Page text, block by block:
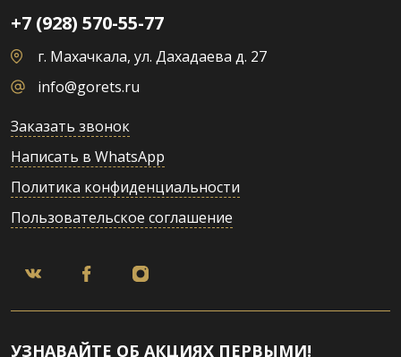
+7 (928) 570-55-77
г. Махачкала, ул. Дахадаева д. 27
info@gorets.ru
Заказать звонок
Написать в WhatsApp
Политика конфиденциальности
Пользовательское соглашение
УЗНАВАЙТЕ ОБ АКЦИЯХ ПЕРВЫМИ!